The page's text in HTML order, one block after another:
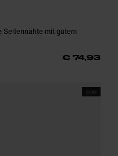
Seitennähte mit gutem
€ 74,93
SS26